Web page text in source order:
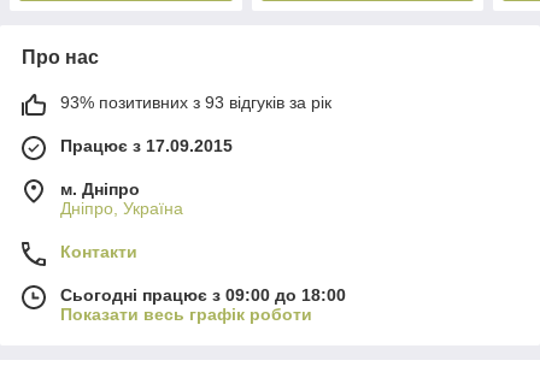
Про нас
93% позитивних з 93 відгуків за рік
Працює з 17.09.2015
м. Дніпро
Дніпро, Україна
Контакти
Сьогодні працює з 09:00 до 18:00
Показати весь графік роботи